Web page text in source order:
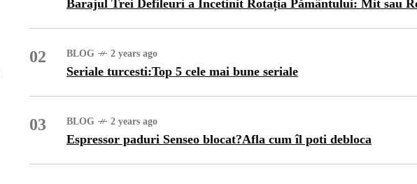
Barajul Trei Defileuri a Încetinit Rotația Pământului: Mit sau
02 BLOG 2 years ago
Seriale turcesti:Top 5 cele mai bune seriale
03 BLOG 2 years ago
Espressor paduri Senseo blocat?Afla cum îl poti debloca